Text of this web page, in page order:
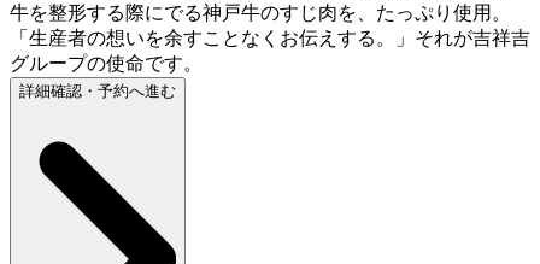
牛を整形する際にでる神戸牛のすじ肉を、たっぷり使用。
「生産者の想いを余すことなくお伝えする。」それが吉祥吉
グループの使命です。
詳細確認・予約へ進む